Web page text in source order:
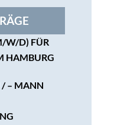
W/D) FÜR
HAMBURG
/ – MANN